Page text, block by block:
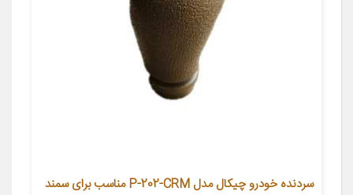
سردنده خودرو چیکال مدل P-202-CRM مناسب برای سمند